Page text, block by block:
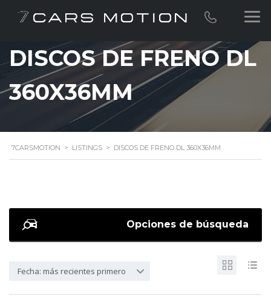
DISCOS DE FRENO DL
360X36MM
7CARSMOTION > LISTINGS > DISCOS DE FRENO DL 360X36MM
Opciones de búsqueda
Fecha: más recientes primero